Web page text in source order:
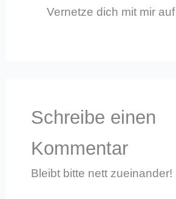
Vernetze dich mit mir auf
Schreibe einen
Kommentar
Bleibt bitte nett zueinander!